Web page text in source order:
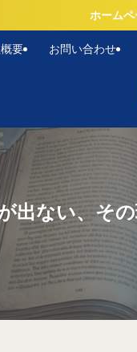
ホーム
要 お問い合わせ
出ない、そ